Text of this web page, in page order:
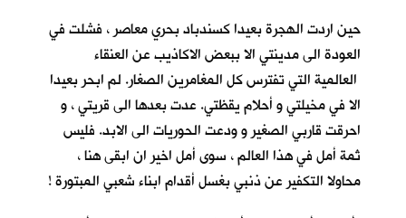
حين اردت الهجرة بعيدا كسندباد بحري معاصر ، فشلت في
العودة الى مدينتي الا ببعض الاكاذيب عن العنقاء
العالمية التي تفترس كل المغامرين الصغار. لم ابحر بعيدا
الا في مخيلتي و أحلام يقظتي. عدت بعدها الى قريتي ، و
احرقت قاربي الصغير و ودعت الحوريات الى الابد. فليس
ثمة أمل في هذا العالم ، سوى أمل اخير ان ابقى هنا ،
محاولا التكفير عن ذنبي بغسل أقدام ابناء شعبي المبتورة !